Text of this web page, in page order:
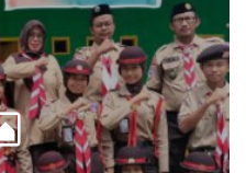
survival.
Kakak Andi Elya Azis,